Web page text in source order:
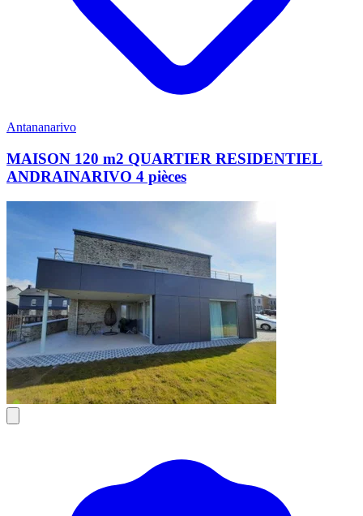
Antananarivo
MAISON 120 m2 QUARTIER RESIDENTIEL
ANDRAINARIVO 4 pièces